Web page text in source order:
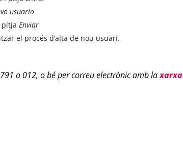
usuario
pitja Enviar
el procés d’alta de nou usuari.
o 012, o bé per correu electrònic amb laxarxa